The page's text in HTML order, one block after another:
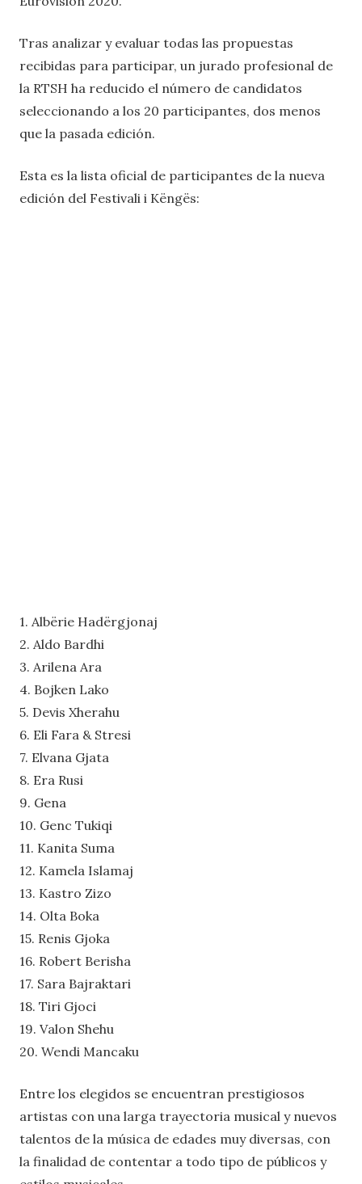
Tras analizar y evaluar todas las propuestas
recibidas para participar, un jurado profesional de
la RTSH ha reducido el número de candidatos
seleccionando a los 20 participantes, dos menos
que la pasada edición.
Esta es la lista oficial de participantes de la nueva
edición del Festivali i Këngës:
1. Albërie Hadërgjonaj
2. Aldo Bardhi
3. Arilena Ara
4. Bojken Lako
5. Devis Xherahu
6. Eli Fara & Stresi
7. Elvana Gjata
8. Era Rusi
9. Gena
10. Genc Tukiqi
11. Kanita Suma
12. Kamela Islamaj
13. Kastro Zizo
14. Olta Boka
15. Renis Gjoka
16. Robert Berisha
17. Sara Bajraktari
18. Tiri Gjoci
19. Valon Shehu
20. Wendi Mancaku
Entre los elegidos se encuentran prestigiosos
artistas con una larga trayectoria musical y nuevos
talentos de la música de edades muy diversas, con
la finalidad de contentar a todo tipo de públicos y